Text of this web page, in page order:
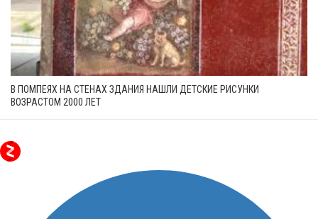
В ПОМПЕЯХ НА СТЕНАХ ЗДАНИЯ НАШЛИ ДЕТСКИЕ РИСУНКИ
ВОЗРАСТОМ 2000 ЛЕТ